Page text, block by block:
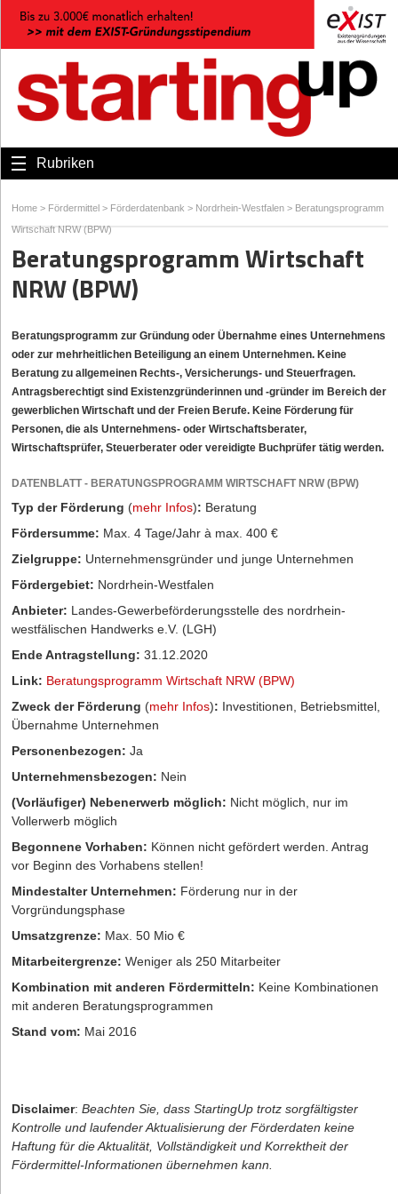
Rubriken
Home > Fördermittel > Förderdatenbank > Nordrhein-Westfalen > Beratungsprogramm
Wirtschaft NRW (BPW)
Beratungsprogramm Wirtschaft
NRW (BPW)
Beratungsprogramm zur Gründung oder Übernahme eines Unternehmens
oder zur mehrheitlichen Beteiligung an einem Unternehmen. Keine
Beratung zu allgemeinen Rechts-, Versicherungs- und Steuerfragen.
Antragsberechtigt sind Existenzgründerinnen und -gründer im Bereich der
gewerblichen Wirtschaft und der Freien Berufe. Keine Förderung für
Personen, die als Unternehmens- oder Wirtschaftsberater,
Wirtschaftsprüfer, Steuerberater oder vereidigte Buchprüfer tätig werden.
DATENBLATT - BERATUNGSPROGRAMM WIRTSCHAFT NRW (BPW)
Typ der Förderung (mehr Infos): Beratung
Fördersumme: Max. 4 Tage/Jahr à max. 400 €
Zielgruppe: Unternehmensgründer und junge Unternehmen
Fördergebiet: Nordrhein-Westfalen
Anbieter: Landes-Gewerbeförderungsstelle des nordrhein-
westfälischen Handwerks e.V. (LGH)
Ende Antragstellung: 31.12.2020
Link: Beratungsprogramm Wirtschaft NRW (BPW)
Zweck der Förderung (mehr Infos): Investitionen, Betriebsmittel,
Übernahme Unternehmen
Personenbezogen: Ja
Unternehmensbezogen: Nein
(Vorläufiger) Nebenerwerb möglich: Nicht möglich, nur im
Vollerwerb möglich
Begonnene Vorhaben: Können nicht gefördert werden. Antrag
vor Beginn des Vorhabens stellen!
Mindestalter Unternehmen: Förderung nur in der
Vorgründungsphase
Umsatzgrenze: Max. 50 Mio €
Mitarbeitergrenze: Weniger als 250 Mitarbeiter
Kombination mit anderen Fördermitteln: Keine Kombinationen
mit anderen Beratungsprogrammen
Stand vom: Mai 2016
Disclaimer: Beachten Sie, dass StartingUp trotz sorgfältigster
Kontrolle und laufender Aktualisierung der Förderdaten keine
Haftung für die Aktualität, Vollständigkeit und Korrektheit der
Fördermittel-Informationen übernehmen kann.